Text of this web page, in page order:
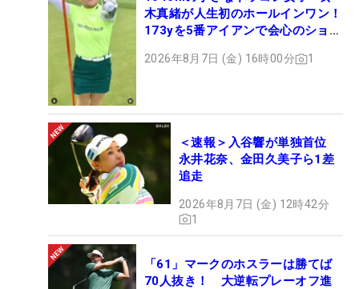
木真緒が人生初のホールインワン！
173yを5番アイアンで会心のショッ
2026年8月7日 (金) 16時00分 1
＜速報＞入谷響が単独首位
永井花奈、金田久美子ら1差
追走
2026年8月7日 (金) 12時42分
1
「61」マークのホスラーは勝てば
70人抜き！ 大逆転プレーオフ進